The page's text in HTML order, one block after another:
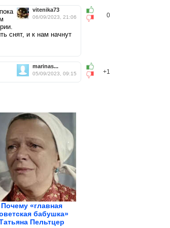
0
vitenika73
06/09/2023, 21:06
снят, и к нам начнут
+1
marinas...
05/09/2023, 09:15
Почему «главная
бабушка»
Пельтцер